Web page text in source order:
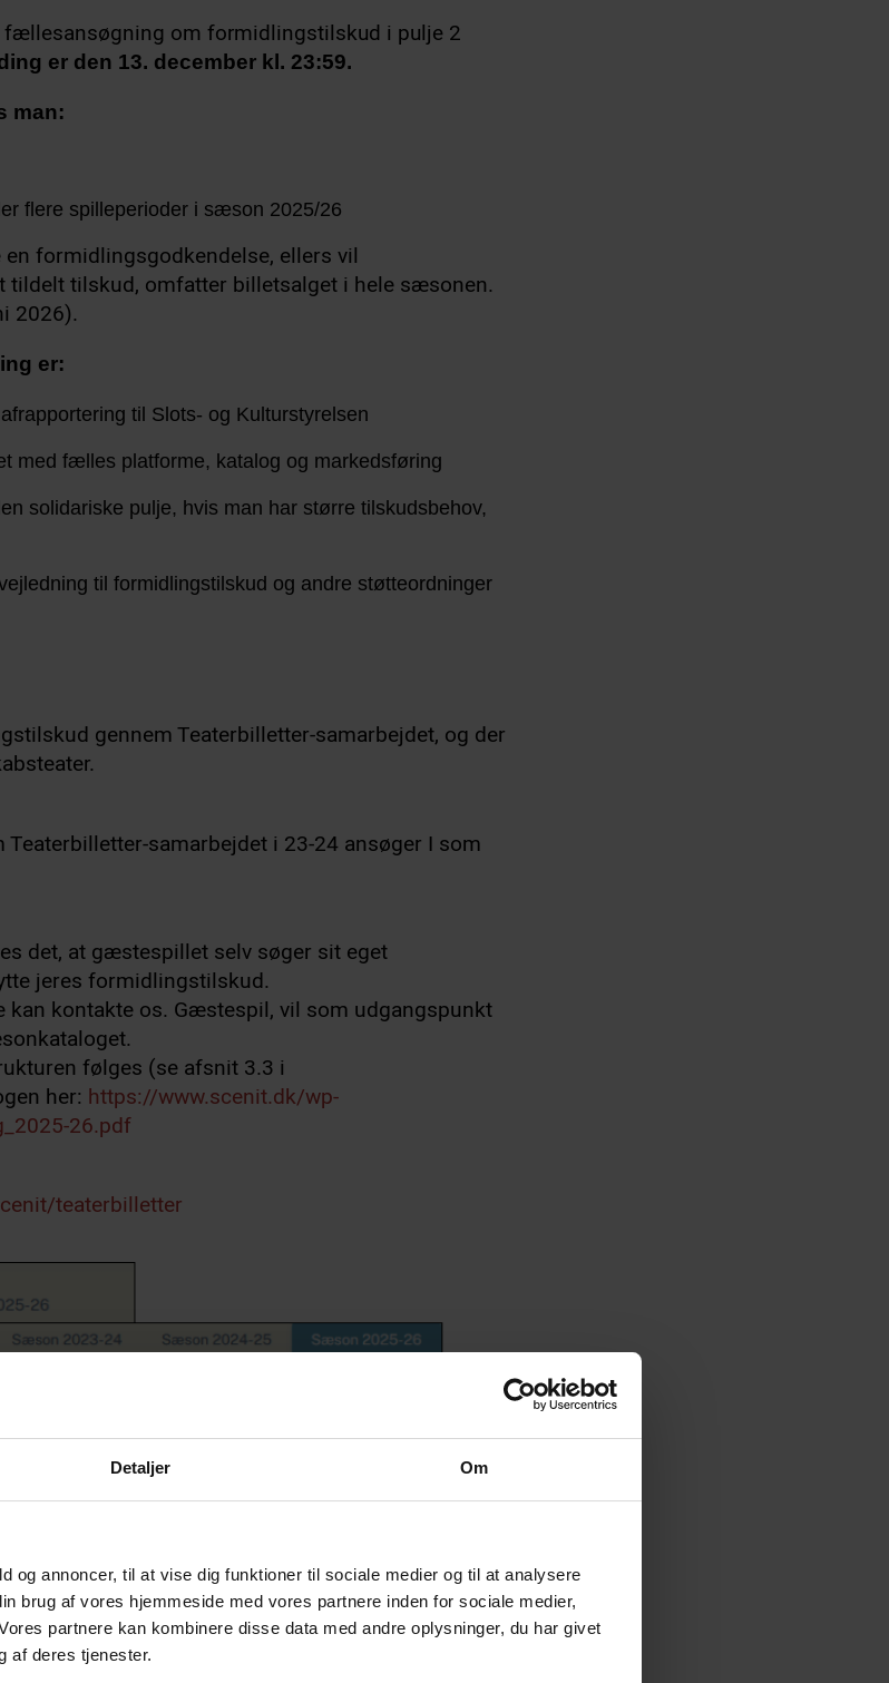
Detaljer Om
og annoncer, til at vise dig funktioner til sociale medier og til at analysere
brug af vores hjemmeside med vores partnere inden for sociale medier,
partnere kan kombinere disse data med andre oplysninger, du har givet
af deres tjenester.
fællesansøgning om formidlingstilskud i pulje 2
er den 13. december kl. 23:59.
man:
flere spilleperioder i sæson 2025/26
formidlingsgodkendelse, ellers vil
tilskud, omfatter billetsalget i hele sæsonen.
2026).
er:
til Slots- og Kulturstyrelsen
med fælles platforme, katalog og markedsføring
solidariske pulje, hvis man har større tilskudsbehov,
til formidlingstilskud og andre støtteordninger
gennem Teaterbilletter-samarbejdet, og der
samarbejdet i 23-24 ansøger I som
det, at gæstespillet selv søger sit eget
jeres formidlingstilskud.
kontakte os. Gæstespil, vil som udgangspunkt
følges (se afsnit 3.3 i
her: https://www.scenit.dk/wp-
26.pdf
teaterbilletter
skal du oprette dig her: